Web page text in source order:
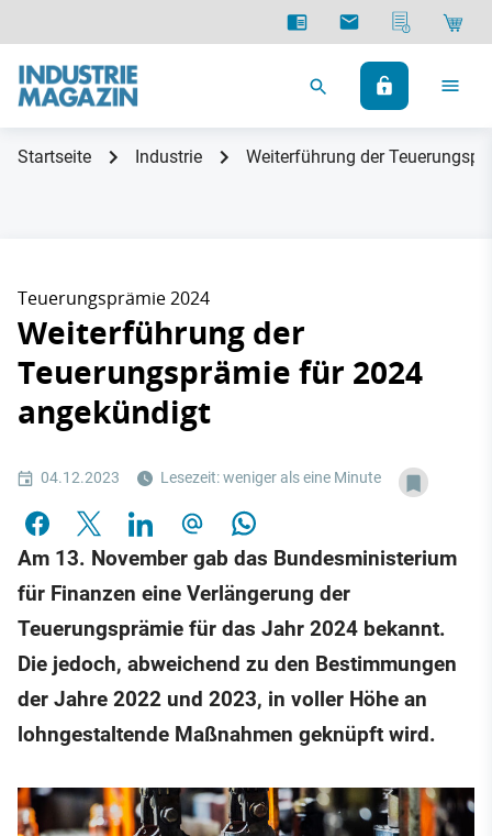
Startseite Industrie Weiterführung der
Teuerungsprämie 2024
Weiterführung der
Teuerungsprämie für 2024
angekündigt
04.12.2023 Lesezeit: weniger als eine Minute
Am 13. November gab das Bundesministerium
für Finanzen eine Verlängerung der
Teuerungsprämie für das Jahr 2024 bekannt.
Die jedoch, abweichend zu den Bestimmungen
der Jahre 2022 und 2023, in voller Höhe an
lohngestaltende Maßnahmen geknüpft wird.